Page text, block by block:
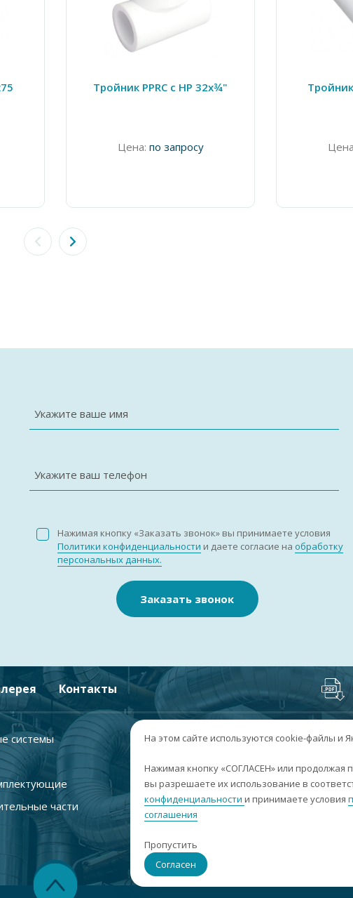
Тройник PPRC с НР 32х¾"
Цена: по запросу
Тройник
Укажите ваше имя
Укажите ваш телефон
Нажимая кнопку «Заказать звонок» вы принимаете условия
Политики конфиденциальности и даете согласие на обработку
персональных данных.
Заказать звонок
Контакты
системы
части
+7 (3852) 50-60-74;+7 (3852
г. Барнаул, пр. Ленина,
сб-вс: выходные
На этом сайте используются cookie-файлы и
Нажимая кнопку «СОГЛАСЕН» или продолжая
вы разрешаете их использование в
конфиденциальности и принимаете условия
соглашения
Пропустить
Согласен